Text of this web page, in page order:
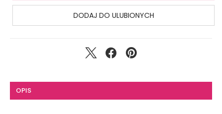
DODAJ DO ULUBIONYCH
OPIS